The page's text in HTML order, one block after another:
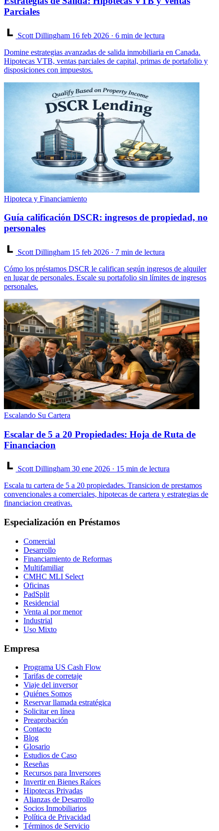
Parciales
Scott Dillingham 16 feb 2026 · 6 min de lectura
Domine estrategias avanzadas de salida inmobiliaria en Canada.
Hipotecas VTB, ventas parciales de capital, primas de portafolio y
disposiciones con impuestos.
Hipoteca y Financiamiento
Guía calificación DSCR: ingresos de propiedad, no
personales
Scott Dillingham 15 feb 2026 · 7 min de lectura
Cómo los préstamos DSCR le califican según ingresos de alquiler
en lugar de personales. Escale su portafolio sin límites de ingresos
personales.
Escalando Su Cartera
Escalar de 5 a 20 Propiedades: Hoja de Ruta de
Financiacion
Scott Dillingham 30 ene 2026 · 15 min de lectura
Escala tu cartera de 5 a 20 propiedades. Transicion de prestamos
convencionales a comerciales, hipotecas de cartera y estrategias de
financiacion creativas.
Especialización en Préstamos
Comercial
Desarrollo
Financiamiento de Reformas
Multifamiliar
CMHC MLI Select
Oficinas
PadSplit
Residencial
Venta al por menor
Industrial
Uso Mixto
Empresa
Programa US Cash Flow
Tarifas de corretaje
Viaje del inversor
Quiénes Somos
Reservar llamada estratégica
Solicitar en línea
Preaprobación
Contacto
Blog
Glosario
Estudios de Caso
Reseñas
Recursos para Inversores
Invertir en Bienes Raíces
Hipotecas Privadas
Alianzas de Desarrollo
Socios Inmobiliarios
Política de Privacidad
Términos de Servicio